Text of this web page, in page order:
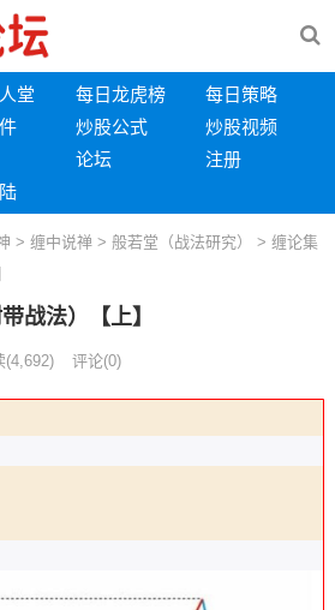
堂 每日龙虎榜
每日策略
炒股公式
炒股视频
论坛
注册
> 缠中说禅> 般若堂（战法研究）
> 缠论集
战法）【上】
(4,692) 评论(0)